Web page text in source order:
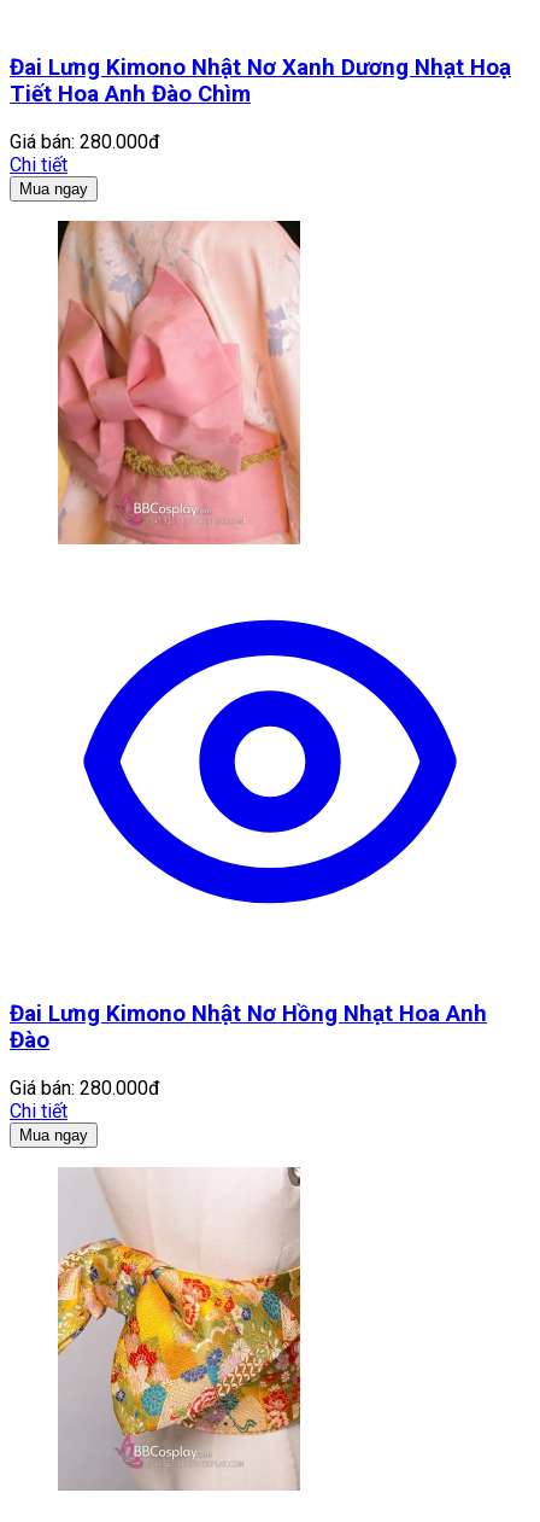
Đai Lưng Kimono Nhật Nơ Xanh Dương Nhạt Hoạ
Tiết Hoa Anh Đào Chìm
Giá bán: 280.000đ
Chi tiết
Mua ngay
Đai Lưng Kimono Nhật Nơ Hồng Nhạt Hoa Anh
Đào
Giá bán: 280.000đ
Chi tiết
Mua ngay